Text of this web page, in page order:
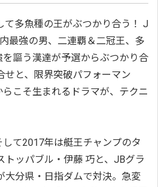
て多魚種の王がぶつかり合う！ J
最強の男、二連覇＆二冠王、多
謳う漢達が予選からぶつかり合
せと、限界突破パフォーマン
こそ生まれるドラマが、テクニ
て2017年は艇王チャンプのタ
トッパブル・伊藤 巧と、JBグラ
大分県・日指ダムで対決。急変